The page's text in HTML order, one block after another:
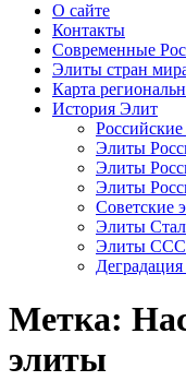
О сайте
Контакты
Современные
Элиты стран
Картa
История Элит
Элиты
Элиты
Элиты
Советские
Элиты
Элиты
Метка:
элиты